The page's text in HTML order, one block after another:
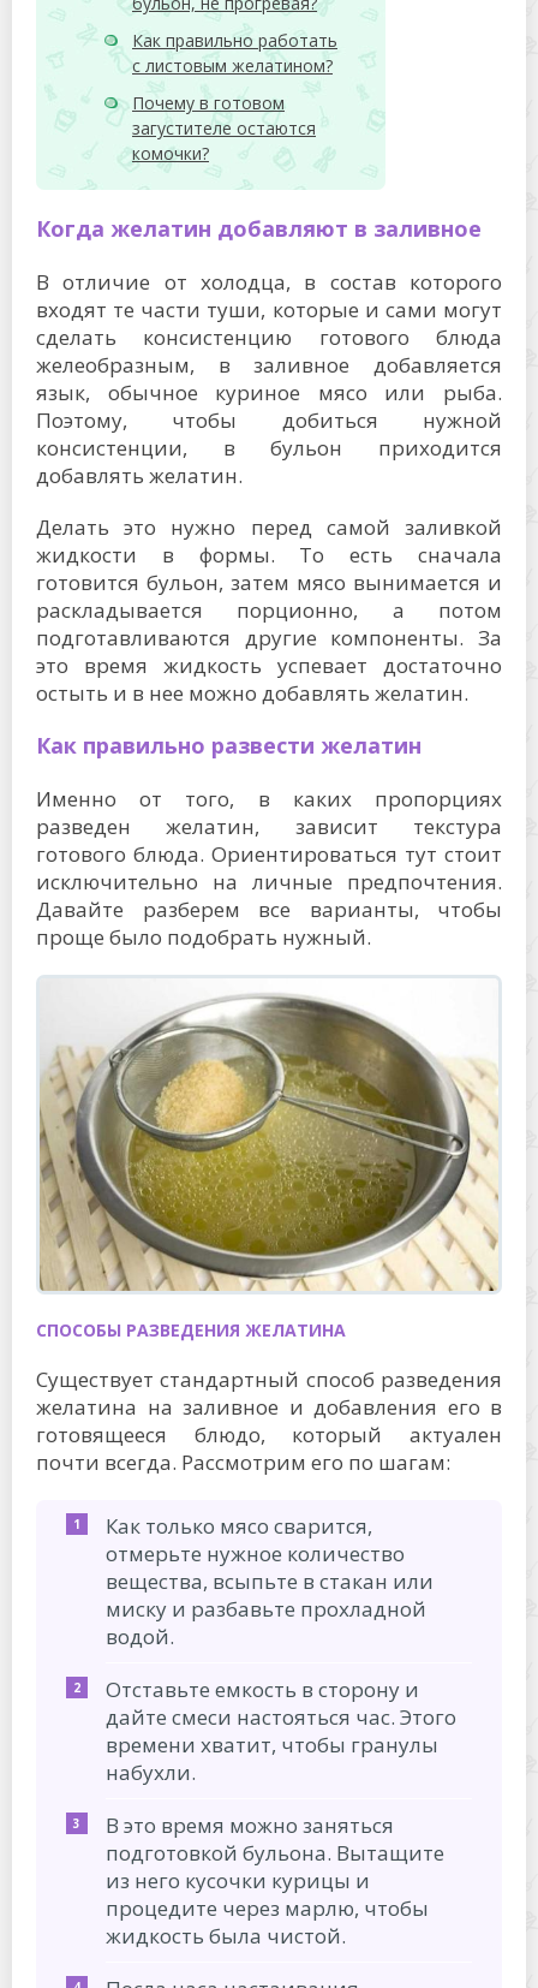
Как правильно работать
с листовым желатином?
Почему в готовом
загустителе остаются
комочки?
Когда желатин добавляют в заливное
В отличие от холодца, в состав которого
входят те части туши, которые и сами могут
сделать консистенцию готового блюда
желеобразным, в заливное добавляется
язык, обычное куриное мясо или рыба.
Поэтому, чтобы добиться нужной
консистенции, в бульон приходится
добавлять желатин.
Делать это нужно перед самой заливкой
жидкости в формы. То есть сначала
готовится бульон, затем мясо вынимается и
раскладывается порционно, а потом
подготавливаются другие компоненты. За
это время жидкость успевает достаточно
остыть и в нее можно добавлять желатин.
Как правильно развести желатин
Именно от того, в каких пропорциях
разведен желатин, зависит текстура
готового блюда. Ориентироваться тут стоит
исключительно на личные предпочтения.
Давайте разберем все варианты, чтобы
проще было подобрать нужный.
СПОСОБЫ РАЗВЕДЕНИЯ ЖЕЛАТИНА
Существует стандартный способ разведения
желатина на заливное и добавления его в
готовящееся блюдо, который актуален
почти всегда. Рассмотрим его по шагам:
Как только мясо сварится,
отмерьте нужное количество
вещества, всыпьте в стакан или
миску и разбавьте прохладной
водой.
Отставьте емкость в сторону и
дайте смеси настояться час. Этого
времени хватит, чтобы гранулы
набухли.
В это время можно заняться
подготовкой бульона. Вытащите
из него кусочки курицы и
процедите через марлю, чтобы
жидкость была чистой.